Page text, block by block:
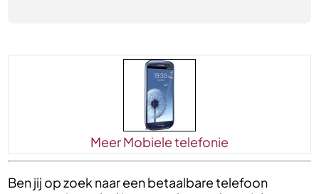
Meer Mobiele telefonie
Ben jij op zoek naar een betaalbare telefoon